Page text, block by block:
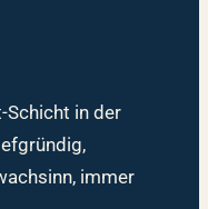
Schicht in der
immer